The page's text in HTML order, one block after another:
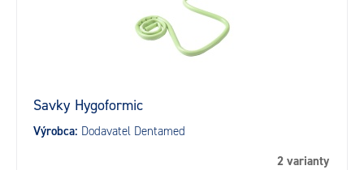
Savky Hygoformic
Výrobca: Dodavatel Dentamed
2 varianty